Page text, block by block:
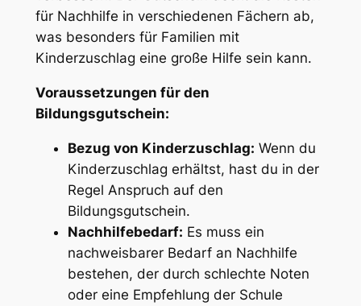
für Nachhilfe in verschiedenen Fächern ab,
was besonders für Familien mit
Kinderzuschlag eine große Hilfe sein kann.
Voraussetzungen für den
Bildungsgutschein:
Bezug von Kinderzuschlag: Wenn du
Kinderzuschlag erhältst, hast du in der
Regel Anspruch auf den
Bildungsgutschein.
Nachhilfebedarf: Es muss ein
nachweisbarer Bedarf an Nachhilfe
bestehen, der durch schlechte Noten
oder eine Empfehlung der Schule